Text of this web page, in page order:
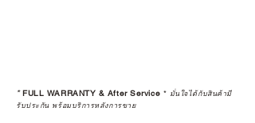
*FULL WARRANTY & After Service * มั่นใจได้กับสินค้ามี
รับประกัน พร้อมบริการหลังการขาย